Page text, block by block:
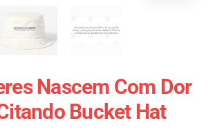
Nascem Com Dor
Bucket Hat